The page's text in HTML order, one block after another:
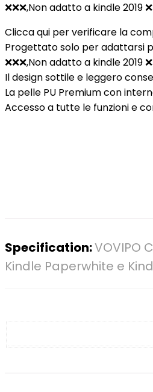
❌❌❌,Non adatto a kindle
Clicca qui per verificare la
Progettato solo per adattarsi
❌❌❌,Non adatto a kindle
Il design sottile e leggero
La pelle PU Premium con
Accesso a tutte le funzioni e
Specification:VOVIPO
Kindle Paperwhite e